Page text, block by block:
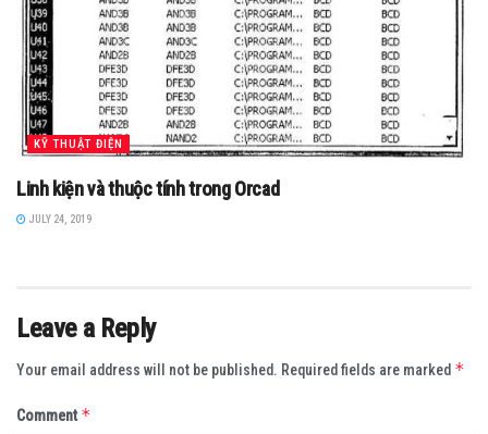
KỸ THUẬT ĐIỆN
Linh kiện và thuộc tính trong Orcad
JULY 24, 2019
Leave a Reply
Your email address will not be published. Required fields are marked *
Comment*